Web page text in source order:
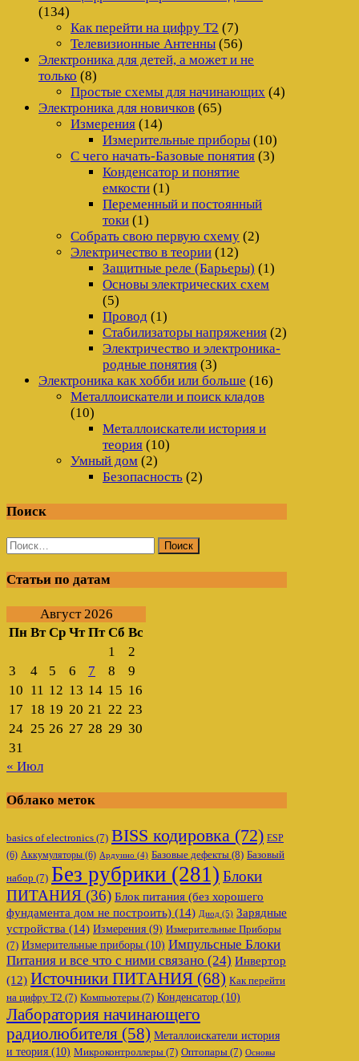
(134)
Как перейти на цифру Т2 (7)
Телевизионные Антенны (56)
Электроника для детей, а может и не
только (8)
Простые схемы для начинающих (4)
Электроника для новичков (65)
Измерения (14)
Измерительные приборы (10)
С чего начать-Базовые понятия (3)
Конденсатор и понятие
емкости (1)
Переменный и постоянный
токи (1)
Собрать свою первую схему (2)
Электричество в теории (12)
Защитные реле (Барьеры) (1)
Основы электрических схем
(5)
Провод (1)
Стабилизаторы напряжения (2)
Электричество и электроника-
родные понятия (3)
Электроника как хобби или больше (16)
Металлоискатели и поиск кладов
(10)
Металлоискатели история и
теория (10)
Умный дом (2)
Безопасность (2)
Поиск
Найти:
Статьи по датам
Август 2026
Пн Вт Ср Чт Пт Сб Вс
1
2
3
4 5 6 7 8
9
10 11 12 13 14 15 16
17 18 19 20 21 22 23
24 25 26 27 28 29 30
31
« Июл
Облако меток
basics of electronics (7) BISS кодировка (72) ESP
(6) Аккумуляторы (6) Ардуино (4) Базовые дефекты (8) Базовый
набор (7) Без рубрики (281) Блоки
ПИТАНИЯ (36) Блок питания (без хорошего
фундамента дом не построить) (14) Диод (5) Зарядные
устройства (14) Измерения (9) Измерительные Приборы
(7) Измерительные приборы (10) Импульсные Блоки
Питания и все что с ними связано (24) Инвертор
(12) Источники ПИТАНИЯ (68) Как перейти
на цифру Т2 (7) Компьютеры (7) Конденсатор (10)
Лаборатория начинающего
радиолюбителя (58) Металлоискатели история
и теория (10) Микроконтроллеры (7) Оптопары (7) Основы